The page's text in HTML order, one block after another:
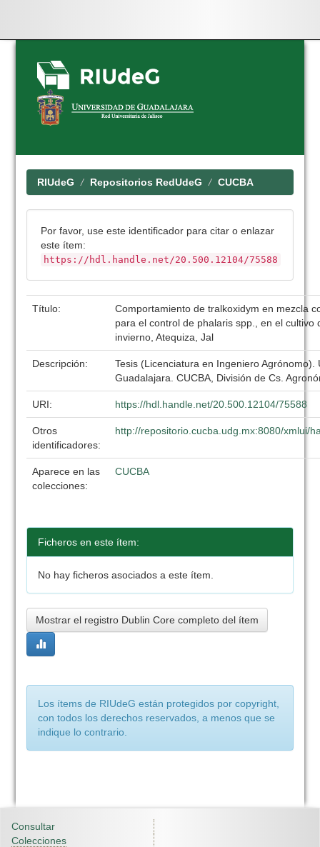
Skip
navigation
RIUdeG Repositorios RedUdeG CUCBA
Por favor, use este identificador para citar o enlazar
este ítem:
https://hdl.handle.net/20.500.12104/75588
Título:
Comportamiento de tralkoxidym en mezcla
para el control de phalaris spp., en el cultivo
invierno, Atequiza, Jal
Descripción:
Tesis (Licenciatura en Ingeniero Agrónomo).
Guadalajara. CUCBA, División de Cs.
URI: https://hdl.handle.net/20.500.12104/75588
Otros
identificadores:
http://repositorio.cucba.udg.mx:8080/xmlui/
Aparece en las
colecciones:
CUCBA
Ficheros en este ítem:
No hay ficheros asociados a este ítem.
Mostrar el registro Dublin Core completo del ítem
Los ítems de RIUdeG están protegidos por copyright,
con todos los derechos reservados, a menos que se
indique lo contrario.
Consultar
Colecciones